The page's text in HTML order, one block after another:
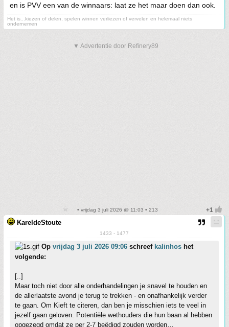
en is PVV een van de winnaars: laat ze het maar doen dan ook.
Het is...kiezen of delen, spelen winnen verliezen of vervelen en helemaal niets
ondernemen
▼ Advertentie door Refinery89
• vrijdag 3 juli 2026 @ 11:03 • 213
KareldeStoute
1433 - 1477
Op vrijdag 3 juli 2026 09:06 schreef kalinhos het
volgende:
[..]
Maar toch niet door alle onderhandelingen je snavel te houden en
de allerlaatste avond je terug te trekken - en onafhankelijk verder
te gaan. Om Kieft te citeren, dan ben je misschien iets te veel in
jezelf gaan geloven. Potentiële wethouders die hun baan al hebben
opgezegd omdat ze per 2-7 beëdigd zouden worden…